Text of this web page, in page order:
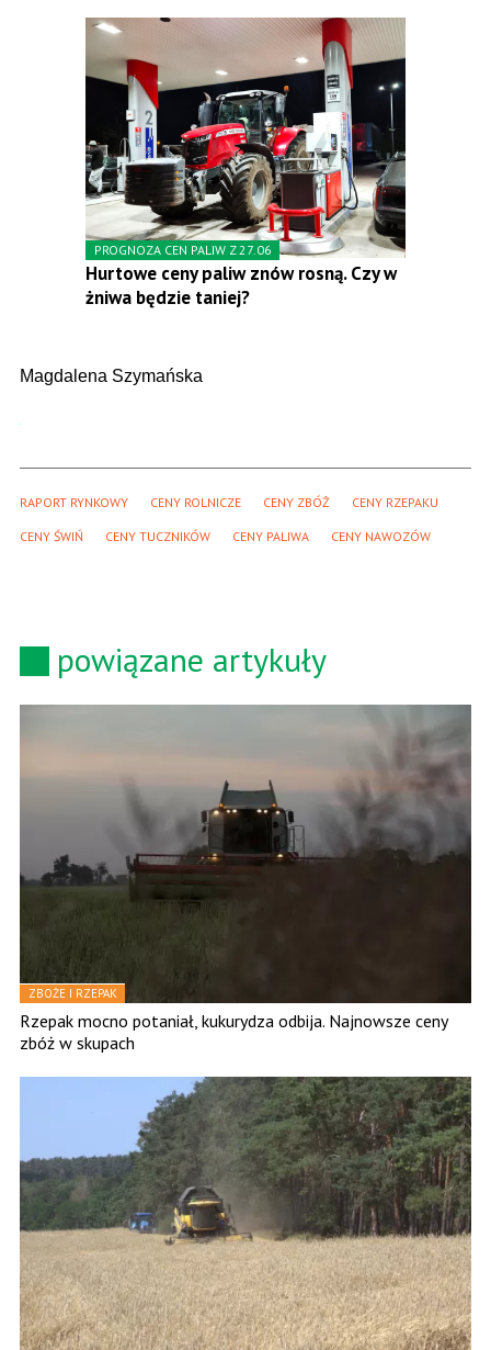
PROGNOZA CEN PALIW Z 27.06
Hurtowe ceny paliw znów rosną. Czy w
żniwa będzie taniej?
Magdalena Szymańska
RAPORT RYNKOWY CENY ROLNICZE CENY ZBÓŻ CENY RZEPAKU
CENY ŚWIŃ CENY TUCZNIKÓW CENY PALIWA CENY NAWOZÓW
powiązane artykuły
ZBOŻE I RZEPAK
Rzepak mocno potaniał, kukurydza odbija. Najnowsze ceny
zbóż w skupach